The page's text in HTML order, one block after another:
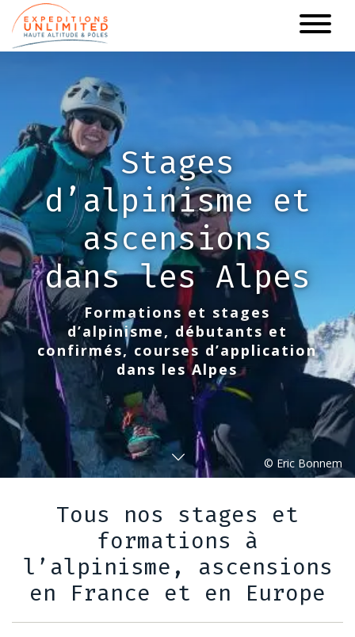
Aller
au
contenu
Stages
d’alpinisme et
ascensions
dans les Alpes
Formations et stages
d’alpinisme, débutants et
confirmés, courses d’application
dans les Alpes
Tous nos stages et
formations à
l’alpinisme, ascensions
en France et en Europe